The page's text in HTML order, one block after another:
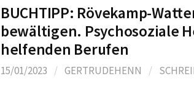
BUCHTIPP: Rövekamp-
bewältigen. Psychosoziale
helfenden Berufen
15/01/2023 / GERTRUDEHENN /